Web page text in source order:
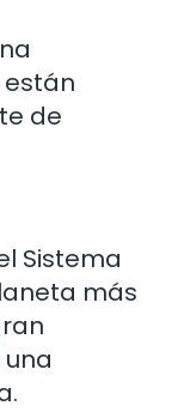
están
de
Sistema
más